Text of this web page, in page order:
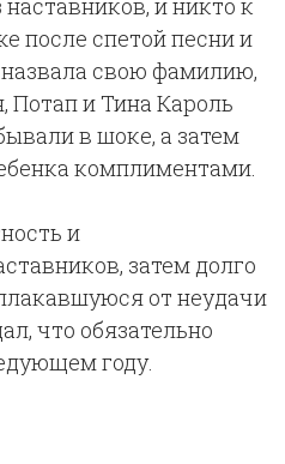
и никто к
после спетой песни и
свою фамилию,
Потап и Тина Кароль
в шоке, а затем
комплиментами.
и
затем долго
от неудачи
что обязательно
году.